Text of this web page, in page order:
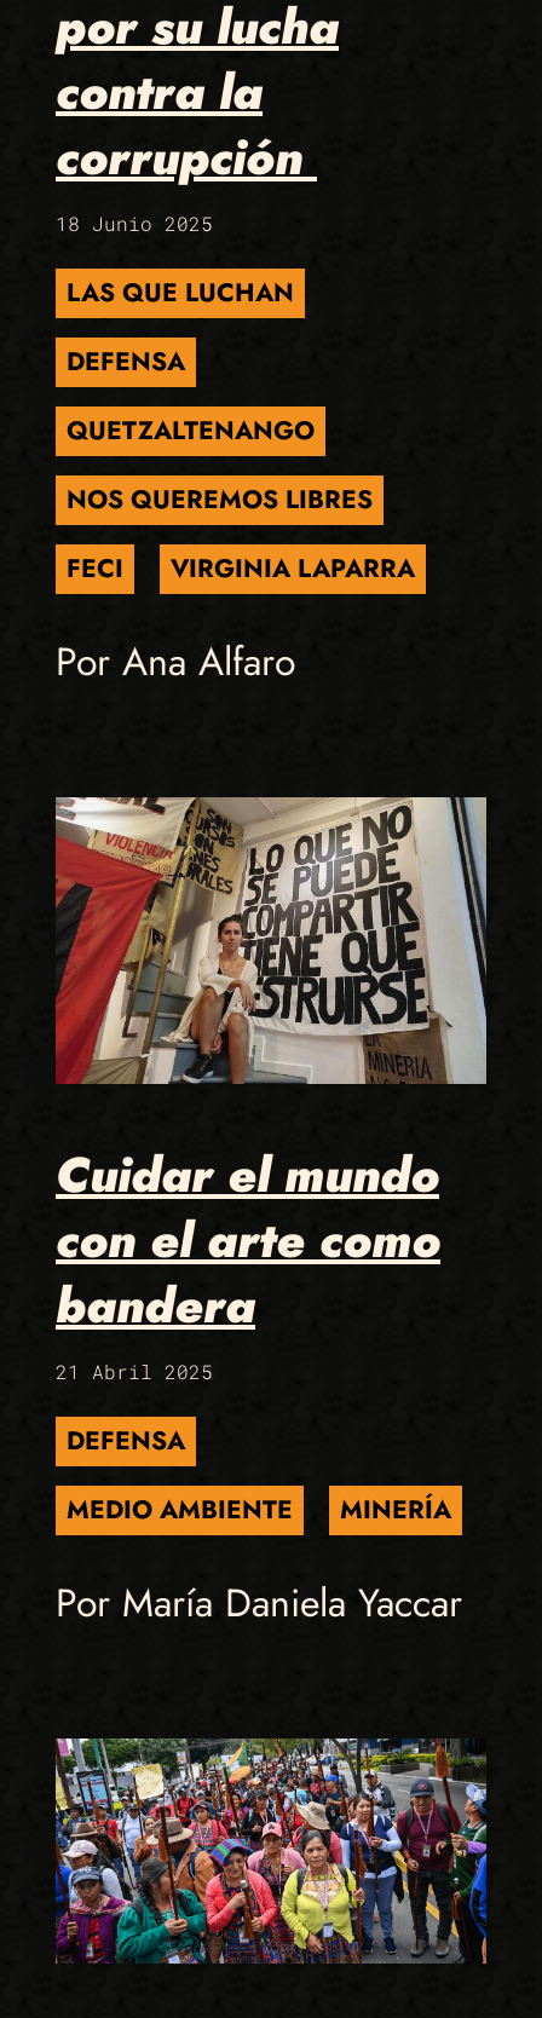
por su lucha
contra la
corrupción
18 Junio 2025
LAS QUE LUCHAN
DEFENSA
QUETZALTENANGO
NOS QUEREMOS LIBRES
FECI
VIRGINIA LAPARRA
Por Ana Alfaro
Cuidar el mundo
con el arte como
bandera
21 Abril 2025
DEFENSA
MEDIO AMBIENTE
MINERÍA
Por María Daniela Yaccar